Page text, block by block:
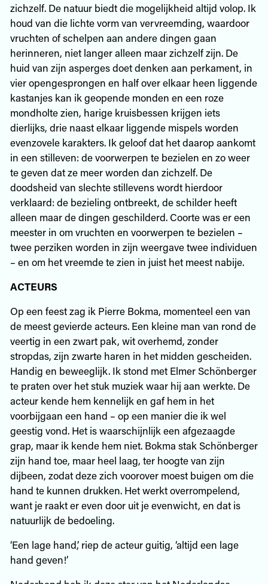
zichzelf. De natuur biedt die mogelijkheid altijd volop. Ik
houd van die lichte vorm van vervreemding, waardoor
vruchten of schelpen aan andere dingen gaan
herinneren, niet langer alleen maar zichzelf zijn. De
huid van zijn asperges doet denken aan perkament, in
vier opengesprongen en half over elkaar heen liggende
kastanjes kan ik geopende monden en een roze
mondholte zien, harige kruisbessen krijgen iets
dierlijks, drie naast elkaar liggende mispels worden
evenzovele karakters. Ik geloof dat het daarop aankomt
in een stilleven: de voorwerpen te bezielen en zo weer
te geven dat ze meer worden dan zichzelf. De
doodsheid van slechte stillevens wordt hierdoor
verklaard: de bezieling ontbreekt, de schilder heeft
alleen maar de dingen geschilderd. Coorte was er een
meester in om vruchten en voorwerpen te bezielen –
twee perziken worden in zijn weergave twee individuen
– en om het vreemde te zien in juist het meest nabije.
ACTEURS
Op een feest zag ik Pierre Bokma, momenteel een van
de meest gevierde acteurs. Een kleine man van rond de
veertig in een zwart pak, wit overhemd, zonder
stropdas, zijn zwarte haren in het midden gescheiden.
Handig en beweeglijk. Ik stond met Elmer Schönberger
te praten over het stuk muziek waar hij aan werkte. De
acteur kende hem kennelijk en gaf hem in het
voorbijgaan een hand – op een manier die ik wel
geestig vond. Het is waarschijnlijk een afgezaagde
grap, maar ik kende hem niet. Bokma stak Schönberger
zijn hand toe, maar heel laag, ter hoogte van zijn
dijbeen, zodat deze zich voorover moest buigen om die
hand te kunnen drukken. Het werkt overrompelend,
want je raakt er even door uit je evenwicht, en dat is
natuurlijk de bedoeling.
‘Een lage hand,’ riep de acteur guitig, ‘altijd een lage
hand geven!’